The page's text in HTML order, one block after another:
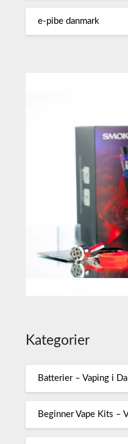
e-pibe danmark
Kategorier
Batterier – Vaping i
Beginner Vape Kits –